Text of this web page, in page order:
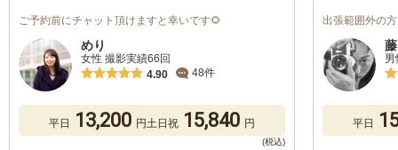
ご予約前にチャット頂けますと幸いです🌻
めり
女性 撮影実績66回
4.90
48件
平日 13,200 円土日祝 15,840 円
出張範囲外の
平日